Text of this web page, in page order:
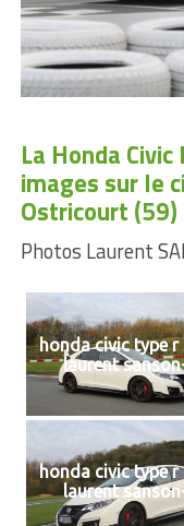
La Honda
images sur le
Ostricourt (59)
Photos Laurent
honda civic type
laurent
honda civic type
laurent